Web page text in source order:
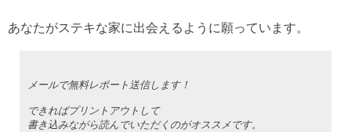
あなたがステキな家に出会えるように願っています。
メールで無料レポート送信します！
できればプリントアウトして
書き込みながら読んでいただくのがオススメです。